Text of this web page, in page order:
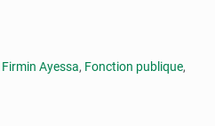
Firmin Ayessa, Fonction publique,